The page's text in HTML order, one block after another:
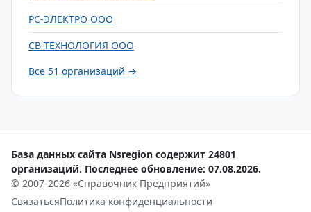
РС-ЭЛЕКТРО ООО
СВ-ТЕХНОЛОГИЯ ООО
Все 51 организаций →
База данных сайта Nsregion содержит 24801
организаций. Последнее обновление: 07.08.2026.
© 2007-2026 «Справочник Предприятий»
СвязатьсяПолитика конфиденциальности